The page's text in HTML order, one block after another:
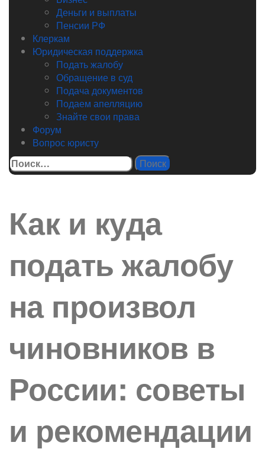
Деньги и выплаты
Пенсии РФ
Клеркам
Юридическая поддержка
Подать жалобу
Обращение в суд
Подача документов
Подаем апелляцию
Знайте свои права
Форум
Вопрос юристу
Найти:
Как и куда
подать жалобу
на произвол
чиновников в
России: советы
и рекомендации